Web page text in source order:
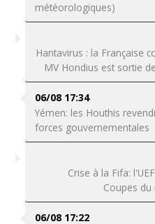
météorologiques)
Hantavirus : la Française
MV Hondius est sortie
06/08 17:34
Yémen: les Houthis
forces gouvernementales
Crise à la Fifa:
Coupes
06/08 17:22